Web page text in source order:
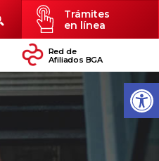
Trámites
en línea
Red de
Afiliados BGA